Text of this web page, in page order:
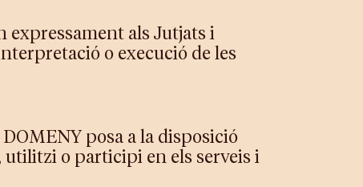
expressament als Jutjats i
o execució de les
posa a la disposició
utilitzi o participi en els serveis i